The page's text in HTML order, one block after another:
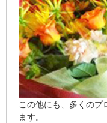
この他にも、多くのプ
ます。